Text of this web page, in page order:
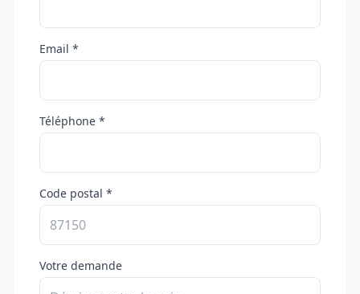
Email *
Téléphone *
Code postal *
Votre demande